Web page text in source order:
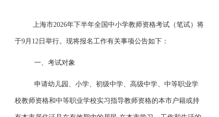
上海市2026年下半年全国中小学教师资格考试（笔试）将
于9月12日举行。现将报名工作有关事项公告如下：
一、考试对象
申请幼儿园、小学、初级中学、高级中学、中等职业学
校教师资格和中等职业学校实习指导教师资格的本市户籍或持